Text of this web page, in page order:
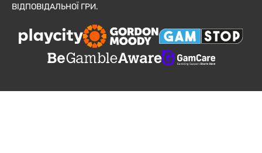
ВІДПОВІДАЛЬНОЇ ГРИ.